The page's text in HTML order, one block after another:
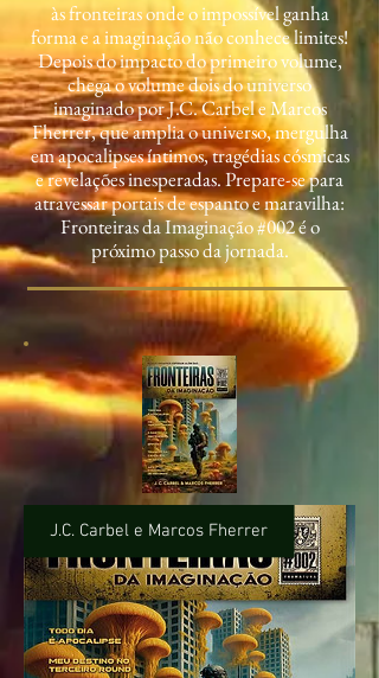
às fronteiras onde o impossível ganha
forma e a imaginação não conhece limites!
Depois do impacto do primeiro volume,
chega o volume dois do universo
imaginado por J.C. Carbel e Marcos
Fherrer, que amplia o universo, mergulha
em apocalipses íntimos, tragédias cósmicas
e revelações inesperadas. Prepare-se para
atravessar portais de espanto e maravilha:
Fronteiras da Imaginação #002 é o
próximo passo da jornada.
J.C. Carbel e Marcos Fherrer